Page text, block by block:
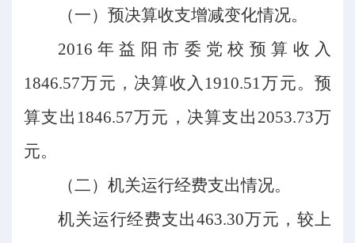
（一）预决算收支增减变化情况。
2016年益阳市委党校预算收入
1846.57万元，决算收入1910.51万元。预
算支出1846.57万元，决算支出2053.73万
元。
（二） 机关运行经费支出情况。
机关运行经费支出463.30万元，较上